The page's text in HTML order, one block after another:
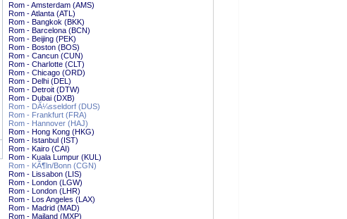
Rom - Amsterdam (AMS)
Rom - Atlanta (ATL)
Rom - Bangkok (BKK)
Rom - Barcelona (BCN)
Rom - Beijing (PEK)
Rom - Boston (BOS)
Rom - Cancun (CUN)
Rom - Charlotte (CLT)
Rom - Chicago (ORD)
Rom - Delhi (DEL)
Rom - Detroit (DTW)
Rom - Dubai (DXB)
Rom - DÃ¼sseldorf (DUS)
Rom - Frankfurt (FRA)
Rom - Hannover (HAJ)
Rom - Hong Kong (HKG)
Rom - Istanbul (IST)
Rom - Kairo (CAI)
Rom - Kuala Lumpur (KUL)
Rom - KÃ¶ln/Bonn (CGN)
Rom - Lissabon (LIS)
Rom - London (LGW)
Rom - London (LHR)
Rom - Los Angeles (LAX)
Rom - Madrid (MAD)
Rom - Mailand (MXP)